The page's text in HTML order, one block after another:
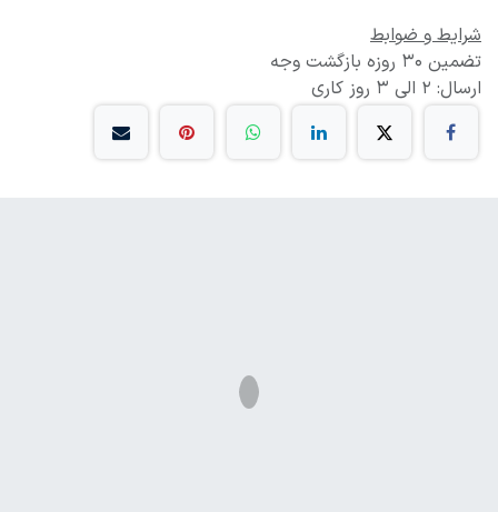
شرایط و ضوابط
تضمین 30 روزه بازگشت وجه
ارسال: 2 الی 3 روز کاری